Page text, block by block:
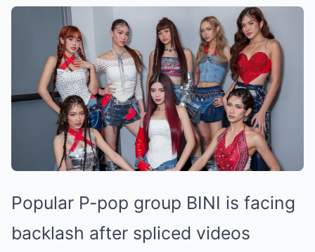
Popular P-pop group BINI is facing
backlash after spliced videos